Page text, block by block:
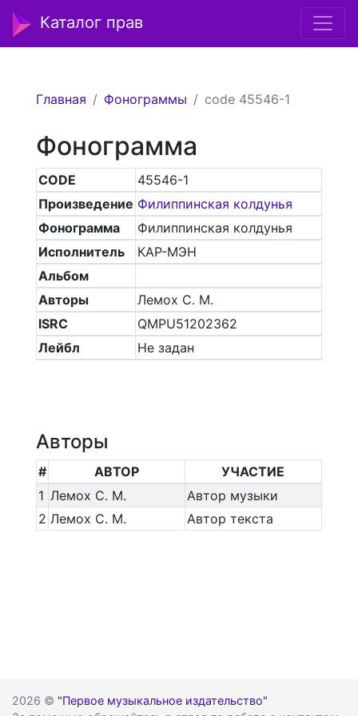
Каталог прав
Главная Фонограммы code 45546-1
Фонограмма
CODE
45546-1
Произведение Филиппинская колдунья
Фонограмма
Филиппинская колдунья
Исполнитель
КАР-МЭН
Альбом
Авторы
Лемох С. М.
ISRC
QMPU51202362
Лейбл
Не задан
Авторы
# АВТОР
УЧАСТИЕ
1 Лемох С. М.
Автор музыки
2 Лемох С. М. Автор текста
2026 © "Первое музыкальное издательство"